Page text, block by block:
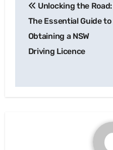
navigation
Unlocking the Road:
The Essential Guide to
Obtaining a NSW
Driving Licence